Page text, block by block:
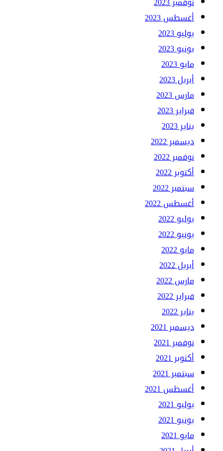
أغسطس 2023
يوليو 2023
يونيو 2023
مايو 2023
أبريل 2023
مارس 2023
فبراير 2023
يناير 2023
ديسمبر 2022
نوفمبر 2022
أكتوبر 2022
سبتمبر 2022
أغسطس 2022
يوليو 2022
يونيو 2022
مايو 2022
أبريل 2022
مارس 2022
فبراير 2022
يناير 2022
ديسمبر 2021
نوفمبر 2021
أكتوبر 2021
سبتمبر 2021
أغسطس 2021
يوليو 2021
يونيو 2021
مايو 2021